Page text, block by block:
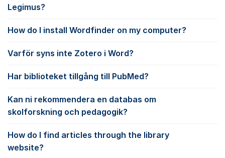
Legimus?
How do I install Wordfinder on my computer?
Varför syns inte Zotero i Word?
Har biblioteket tillgång till PubMed?
Kan ni rekommendera en databas om
skolforskning och pedagogik?
How do I find articles through the library
website?